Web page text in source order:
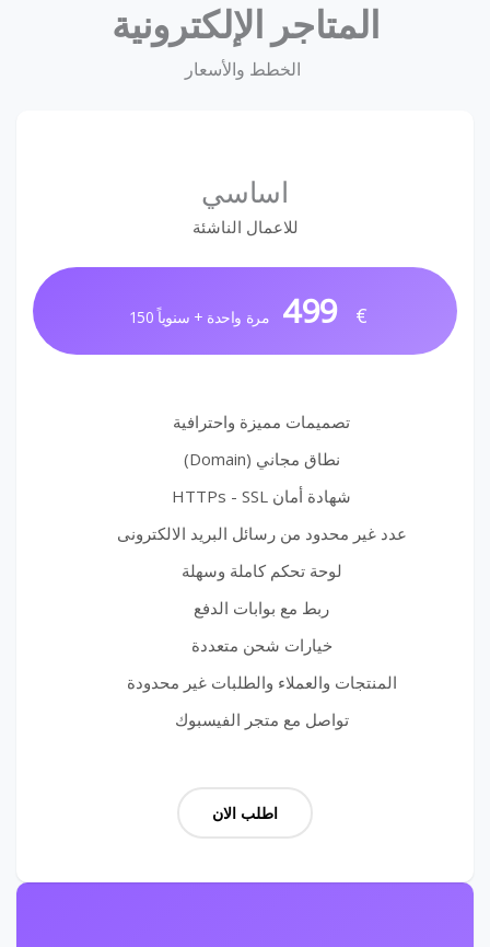
المتاجر الإلكترونية
الخطط والأسعار
اساسي
للاعمال الناشئة
€
499 مرة واحدة + سنوياً 150
تصميمات مميزة واحترافية
نطاق مجاني (Domain)
شهادة أمان HTTPs - SSL
عدد غير محدود من رسائل البريد الالكترونى
لوحة تحكم كاملة وسهلة
ربط مع بوابات الدفع
خيارات شحن متعددة
المنتجات والعملاء والطلبات غير محدودة
تواصل مع متجر الفيسبوك
اطلب الان